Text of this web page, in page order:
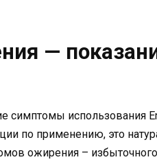
—
симптомы использования
по применению, это
ожирения –